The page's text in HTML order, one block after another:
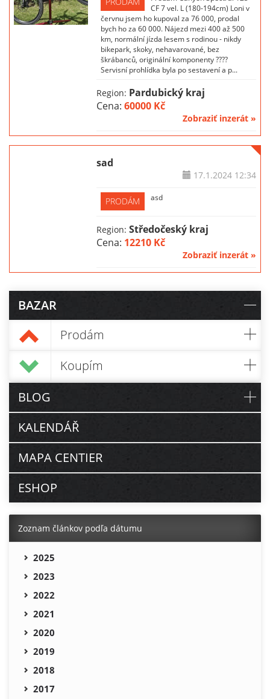
CF 7 vel. L (180-194cm) Loni v
červnu jsem ho kupoval za 76 000, prodal
bych ho za 60 000. Nájezd mezi 400 až 500
km, normální jízda lesem s rodinou - nikdy
bikepark, skoky, nehavarované, bez
škrábanců, originální komponenty ????
Servisní prohlídka byla po sestavení a p...
Region: Pardubický kraj
Cena:60000 Kč
Zobraziť inzerát »
sad
17.1.202412:34
PRODÁM asd
Region:Středočeský kraj
Cena: 12210 Kč
Zobraziť inzerát »
BAZAR
Prodám
Koupím
BLOG
KALENDÁŘ
MAPA CENTIER
ESHOP
Zoznam článkov podľa dátumu
2025
2023
2022
2021
2020
2019
2018
2017